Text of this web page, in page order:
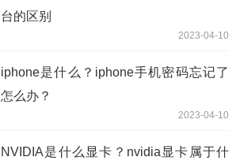
台的区别
2023-04-10
iphone是什么？iphone手机密码忘记了
怎么办？
2023-04-10
NVIDIA是什么显卡？nvidia显卡属于什